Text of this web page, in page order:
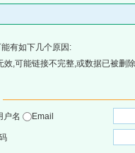
有如下几个原因:
,可能链接不完整,或数据已被删
户名
Email